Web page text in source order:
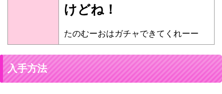
けどね！
たのむーおはガチャできてくれーー
入手方法